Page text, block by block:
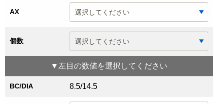
AX
個数
▼ 左目 の数値を選択してください
BC/DIA 8.5/14.5